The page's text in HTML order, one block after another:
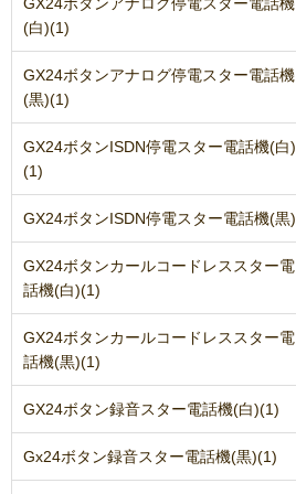
(白)(1)
GX24ボタンアナログ停電スター電話機
(黒)(1)
GX24ボタンISDN停電スター電話機(白)
(1)
GX24ボタンISDN停電スター電話機(黒)
GX24ボタンカールコードレススター電
話機(白)(1)
GX24ボタンカールコードレススター電
話機(黒)(1)
GX24ボタン録音スター電話機(白)(1)
Gx24ボタン録音スター電話機(黒)(1)